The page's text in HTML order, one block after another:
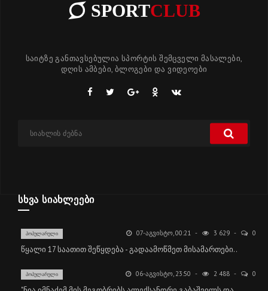
SPORTCLUB
საიტზე განთავსებულია სპორტის შემცველი მასალები,
დღის ამბები, ბლოგები და ვიდეოები
ᲡᲮᲕᲐ ᲡᲘᲐᲮᲚᲔᲔᲑᲘ
ᲞᲝᲞᲣᲚᲐᲠᲣᲚᲘ 07-ᲐᲒᲕᲘᲡᲢᲝ, 00:21 3 629 0
წყალი 17 საათით შეწყდება - გადაამოწმეთ მისამართები..
ᲞᲝᲞᲣᲚᲐᲠᲣᲚᲘ 06-ᲐᲒᲕᲘᲡᲢᲝ, 23:50 2 488 0